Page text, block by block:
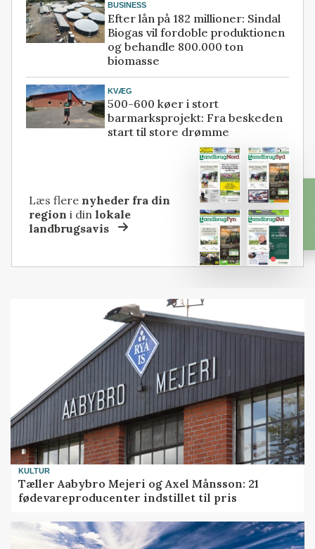
BUSINESS
Efter lån på 182 millioner: Sindal
Biogas vil fordoble produktionen
og behandle 800.000 ton
biomasse
KVÆG
500-600 køer i stort
barmarksprojekt: Fra beskeden
start til store drømme
Læs flere nyheder fra din
region i dinlokale
landbrugsavis
KULTUR
Tæller Aabybro Mejeri og Axel Månsson: 21
fødevareproducenter indstillet til pris